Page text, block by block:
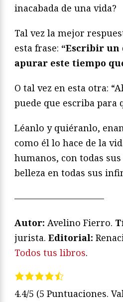
inacabada de una vida?
Tal vez la mejor
esta frase: “Escribir
apurar este tiempo
O tal vez en esta otra:
puede que escriba para
Léanlo y quiéranlo,
como él lo hace de la
humanos, con todas
belleza en todas sus
——————————
Autor: Avelino Fierro.
jurista. Editorial:
Todos tus libros.
4.4/5 (5 Puntuaciones.